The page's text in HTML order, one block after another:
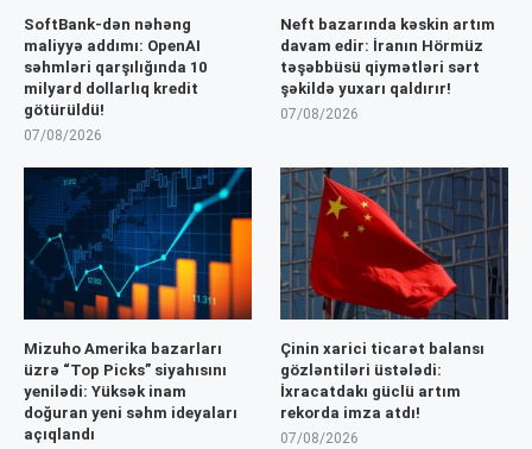
SoftBank-dən nəhəng
maliyyə addımı: OpenAI
səhmləri qarşılığında 10
milyard dollarlıq kredit
götürüldü!
07/08/2026
Neft bazarında kəskin artım
davam edir: İranın Hörmüz
təşəbbüsü qiymətləri sərt
şəkildə yuxarı qaldırır!
07/08/2026
Mizuho Amerika bazarları
üzrə “Top Picks” siyahısını
yenilədi: Yüksək inam
doğuran yeni səhm ideyaları
açıqlandı
Çinin xarici ticarət balansı
gözləntiləri üstələdi:
İxracatdakı güclü artım
rekorda imza atdı!
07/08/2026